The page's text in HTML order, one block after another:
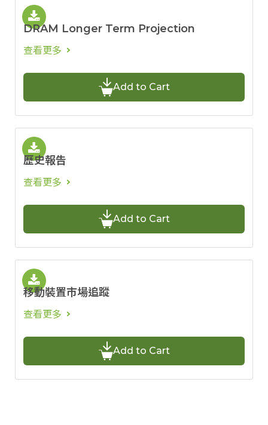
DRAM Longer Term Projection
查看更多
Add to Cart
歷史報告
查看更多
Add to Cart
移動裝置市場追蹤
查看更多
Add to Cart